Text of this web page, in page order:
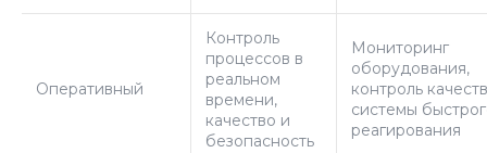
Оперативный
Контроль
процессов в
реальном
времени,
качество и
безопасность
Мониторинг
оборудования,
контроль
системы
реагирования